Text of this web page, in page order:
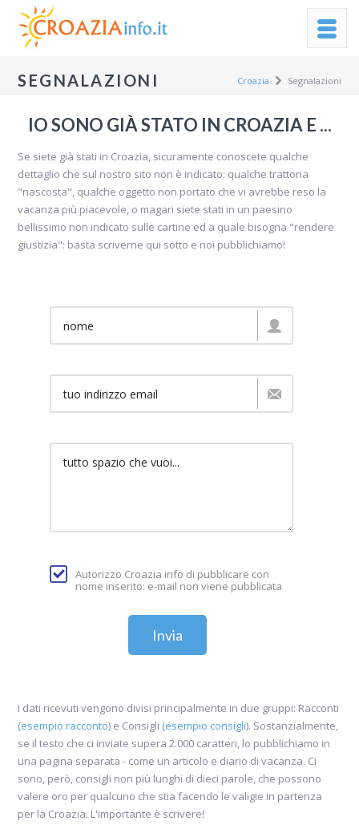
SEGNALAZIONI Croazia Segnalazioni
IO SONO GIÀ STATO IN CROAZIA E ...
Se siete già stati in Croazia, sicuramente conoscete qualche
dettaglio che sul nostro sito non è indicato: qualche trattoria
"nascosta", qualche oggetto non portato che vi avrebbe reso la
vacanza più piacevole, o magari siete stati in un paesino
bellissimo non indicato sulle cartine ed a quale bisogna "rendere
giustizia": basta scriverne qui sotto e noi pubblichiamo!
Autorizzo Croazia info di pubblicare con
nome inserito: e-mail non viene pubblicata
Invia
I dati ricevuti vengono divisi principalmente in due gruppi: Racconti
(esempio racconto) e Consigli (esempio consigli). Sostanzialmente,
se il testo che ci inviate supera 2.000 caratteri, lo pubblichiamo in
una pagina separata - come un articolo e diario di vacanza. Ci
sono, però, consigli non più lunghi di dieci parole, che possono
valere oro per qualcuno che stia facendo le valigie in partenza
per la Croazia. L'importante è scrivere!